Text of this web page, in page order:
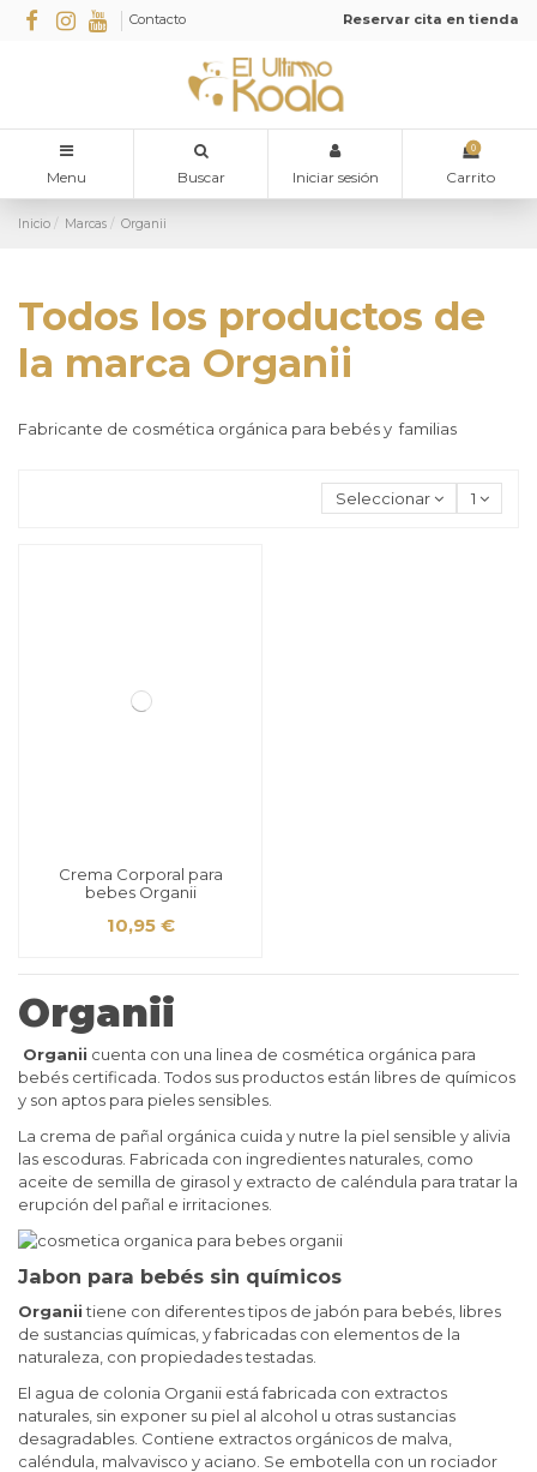
Contacto Reservar cita en tienda
Menu Buscar Iniciar sesión
0
Carrito
Inicio Marcas Organii
Todos los productos de
la marca Organii
Fabricante de cosmética orgánica para bebés y familias
Organii
Organii cuenta con una linea de cosmética orgánica para
bebés certificada. Todos sus productos están libres de químicos
y son aptos para pieles sensibles.
La crema de pañal orgánica cuida y nutre la piel sensible y alivia
las escoduras. Fabricada con ingredientes naturales, como
aceite de semilla de girasol y extracto de caléndula para tratar la
erupción del pañal e irritaciones.
Jabon para bebés sin químicos
Organiitiene con diferentes tipos de jabón para bebés, libres
de sustancias químicas, y fabricadas con elementos de la
naturaleza, con propiedades testadas.
El agua de colonia Organii está fabricada con extractos
naturales, sin exponer su piel al alcohol u otras sustancias
desagradables. Contiene extractos orgánicos de malva,
caléndula, malvavisco y aciano. Se embotella con un rociador
Seleccionar 1
Crema Corporal para
bebes Organii
10,95 €